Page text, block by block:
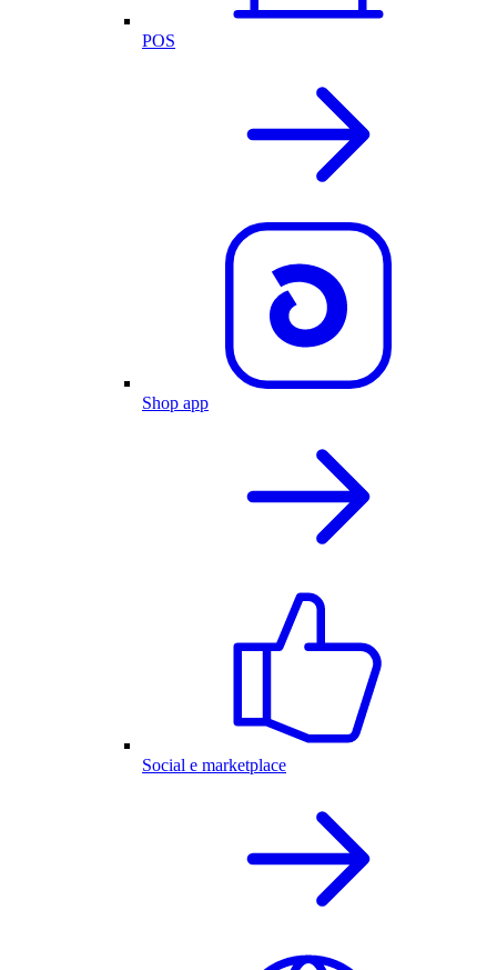
POS
Shop app
Social e marketplace